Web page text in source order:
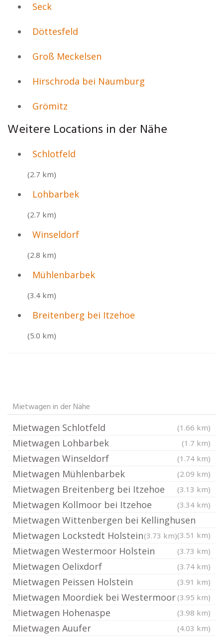
Seck
Döttesfeld
Groß Meckelsen
Hirschroda bei Naumburg
Grömitz
Weitere Locations in der Nähe
Schlotfeld
(2.7 km)
Lohbarbek
(2.7 km)
Winseldorf
(2.8 km)
Mühlenbarbek
(3.4 km)
Breitenberg bei Itzehoe
(5.0 km)
Mietwagen in der Nähe
Mietwagen Schlotfeld (1.66 km)
Mietwagen Lohbarbek (1.7 km)
Mietwagen Winseldorf (1.74 km)
Mietwagen Mühlenbarbek (2.09 km)
Mietwagen Breitenberg bei Itzehoe (3.13 km)
Mietwagen Kollmoor bei Itzehoe (3.34 km)
Mietwagen Wittenbergen bei Kellinghusen
(3.51 km)
Mietwagen Lockstedt Holstein(3.73 km)
Mietwagen Westermoor Holstein (3.73 km)
Mietwagen Oelixdorf (3.74 km)
Mietwagen Peissen Holstein (3.91 km)
Mietwagen Moordiek bei Westermoor (3.95 km)
Mietwagen Hohenaspe (3.98 km)
Mietwagen Auufer (4.03 km)